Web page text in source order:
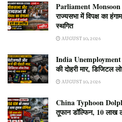
Parliament
राज्यसभा में विपक्ष का
स्थगित
AUGUST 10, 2026
India Unemployment
की दोहरी मार, डिजिटल
AUGUST 10, 2026
China Typhoon
तूफान डॉल्फिन, 10 लाख